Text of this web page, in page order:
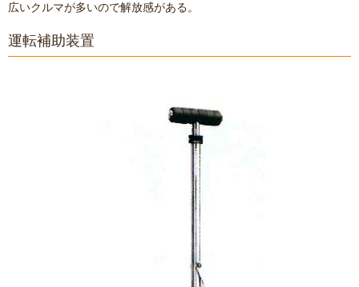
広いクルマが多いので解放感がある。
運転補助装置